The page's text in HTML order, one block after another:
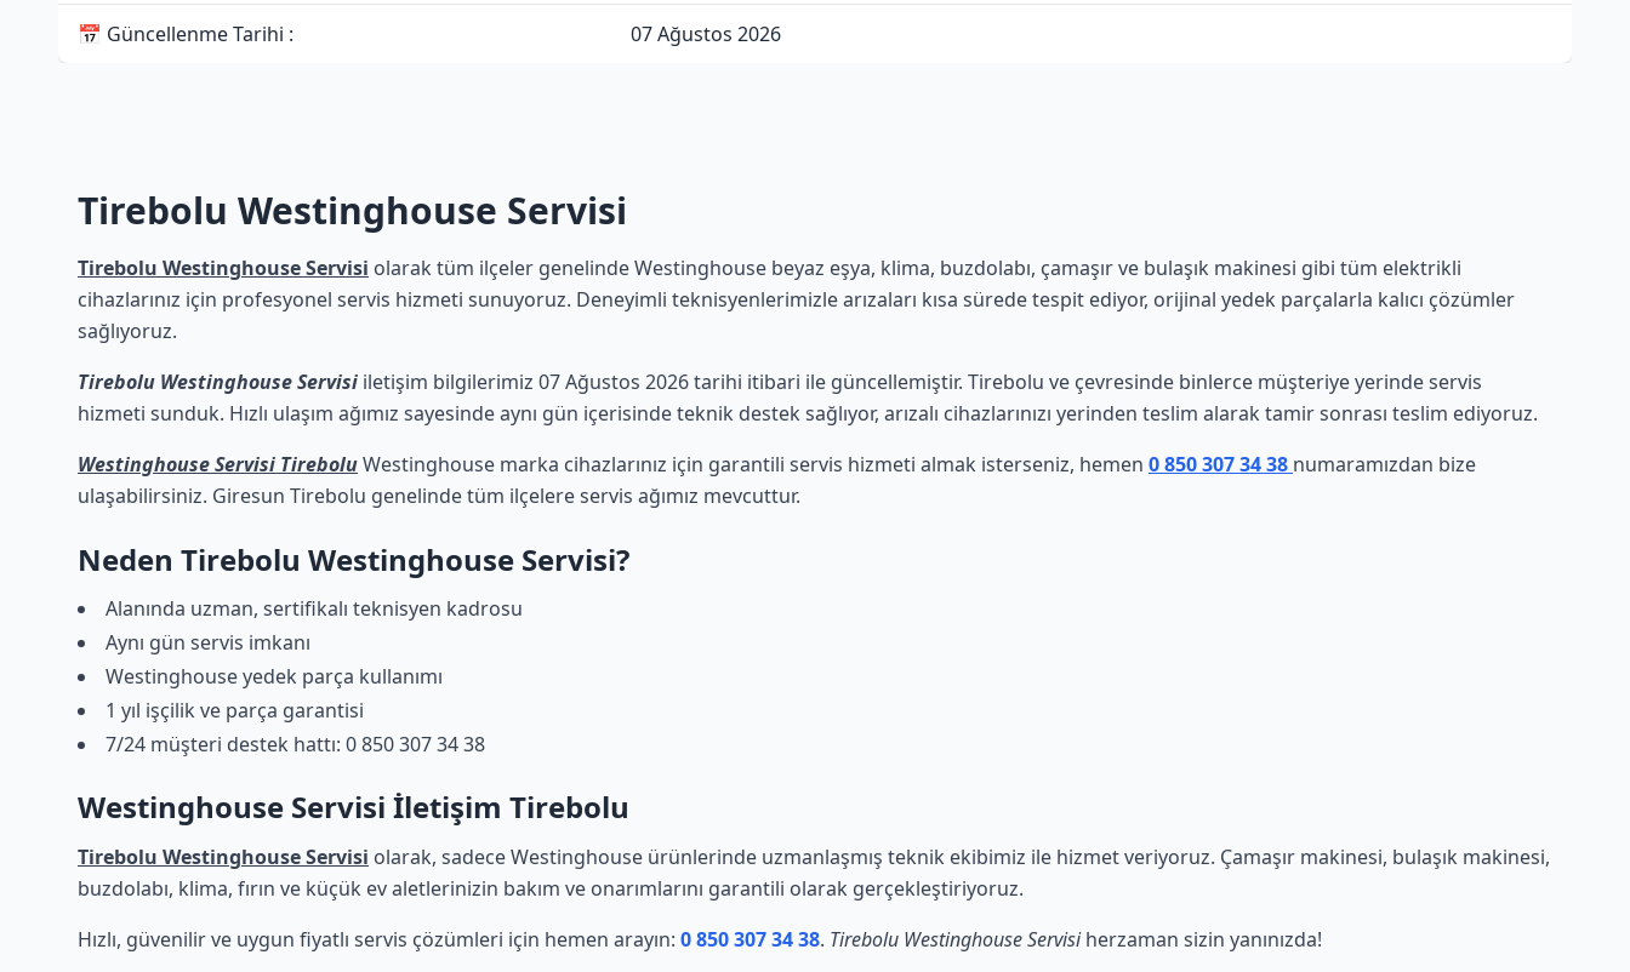
📅 Güncellenme Tarihi : 07 Ağustos 2026
Tirebolu Westinghouse Servisi
Tirebolu Westinghouse Servisi olarak tüm ilçeler genelinde Westinghouse beyaz eşya, klima, buzdolabı, çamaşır ve bulaşık makinesi gibi tüm elektrikli
cihazlarınız için profesyonel servis hizmeti sunuyoruz. Deneyimli teknisyenlerimizle arızaları kısa sürede tespit ediyor, orijinal yedek parçalarla kalıcı çözümler
sağlıyoruz.
Tirebolu Westinghouse Servisi iletişim bilgilerimiz 07 Ağustos 2026 tarihi itibari ile güncellemiştir. Tirebolu ve çevresinde binlerce müşteriye yerinde servis
hizmeti sunduk. Hızlı ulaşım ağımız sayesinde aynı gün içerisinde teknik destek sağlıyor, arızalı cihazlarınızı yerinden teslim alarak tamir sonrası teslim ediyoruz.
Westinghouse Servisi TireboluWestinghouse marka cihazlarınız için garantili servis hizmeti almak isterseniz, hemen 0 850 307 34 38 numaramızdan bize
ulaşabilirsiniz. Giresun Tirebolu genelinde tüm ilçelere servis ağımız mevcuttur.
Neden Tirebolu Westinghouse Servisi?
Alanında uzman, sertifikalı teknisyen kadrosu
Aynı gün servis imkanı
Westinghouse yedek parça kullanımı
1 yıl işçilik ve parça garantisi
7/24 müşteri destek hattı: 0 850 307 34 38
Westinghouse Servisi İletişim Tirebolu
Tirebolu Westinghouse Servisi olarak, sadece Westinghouse ürünlerinde uzmanlaşmış teknik ekibimiz ile hizmet veriyoruz. Çamaşır makinesi, bulaşık makinesi,
buzdolabı, klima, fırın ve küçük ev aletlerinizin bakım ve onarımlarını garantili olarak gerçekleştiriyoruz.
Hızlı, güvenilir ve uygun fiyatlı servis çözümleri için hemen arayın: 0 850 307 34 38. Tirebolu Westinghouse Servisiherzaman sizin yanınızda!